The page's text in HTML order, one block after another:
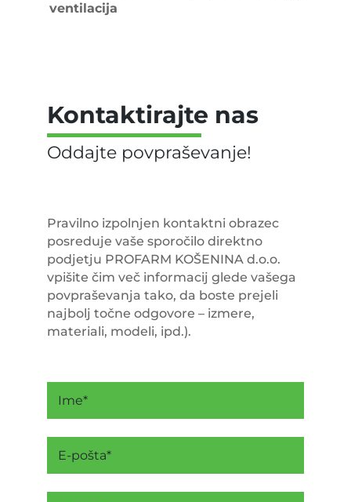
ventilacija
Kontaktirajte nas
Pravilno izpolnjen kontaktni obrazec
posreduje vaše sporočilo direktno
podjetju PROFARM KOŠENINA d.o.o.
vpišite čim več informacij glede vašega
povpraševanja tako, da boste prejeli
najbolj točne odgovore – izmere,
materiali, modeli, ipd.).